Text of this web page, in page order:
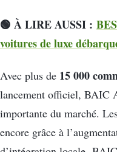
🟢 À LIRE AUSSI :
voitures de luxe
Avec plus de 15 000
lancement officiel, BAIC
importante du marché.
encore grâce à